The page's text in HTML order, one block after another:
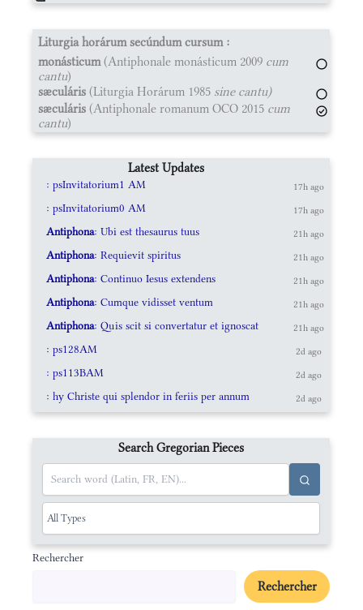
Liturgia horárum secúndum cursum :
monásticum(Antiphonale monásticum 2009 cum
cantu)
sæculáris (Liturgia Horárum 1985 sine cantu)
sæculáris (Antiphonale romanum OCO 2015 cum
cantu)
Latest Updates
: psInvitatorium1 AM 17h ago
: psInvitatorium0 AM 17h ago
Antiphona: Ubi est thesaurus tuus 21h ago
Antiphona: Requievit spiritus 21h ago
Antiphona: Continuo Iesus extendens 21h ago
Antiphona: Cumque vidisset ventum 21h ago
Antiphona: Quis scit si convertatur et ignoscat 21h ago
: ps128AM 2d ago
: ps113BAM 2d ago
: hy Christe qui splendor in feriis per annum 2d ago
Search Gregorian Pieces
Rechercher
Rechercher